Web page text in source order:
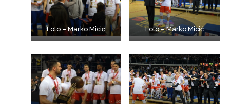
Foto – Marko Micić Foto – Marko Micić